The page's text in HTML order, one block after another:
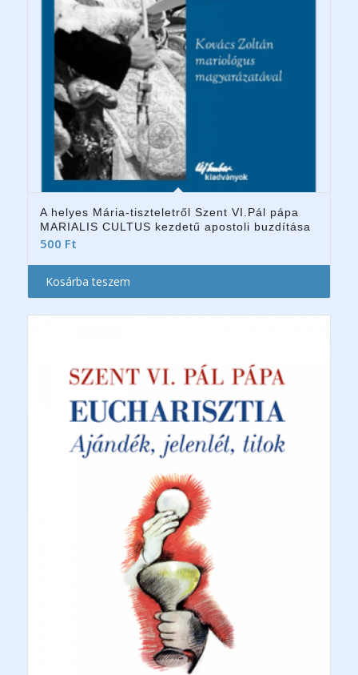
A helyes Mária-tiszteletről Szent VI.Pál pápa
MARIALIS CULTUS kezdetű apostoli buzdítása
500 Ft
Kosárba teszem